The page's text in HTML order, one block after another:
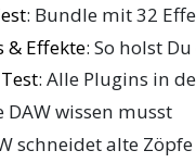
: Bundle mit 32
& Effekte: So holst
: Alle Plugins in
DAW wissen musst
schneidet alte